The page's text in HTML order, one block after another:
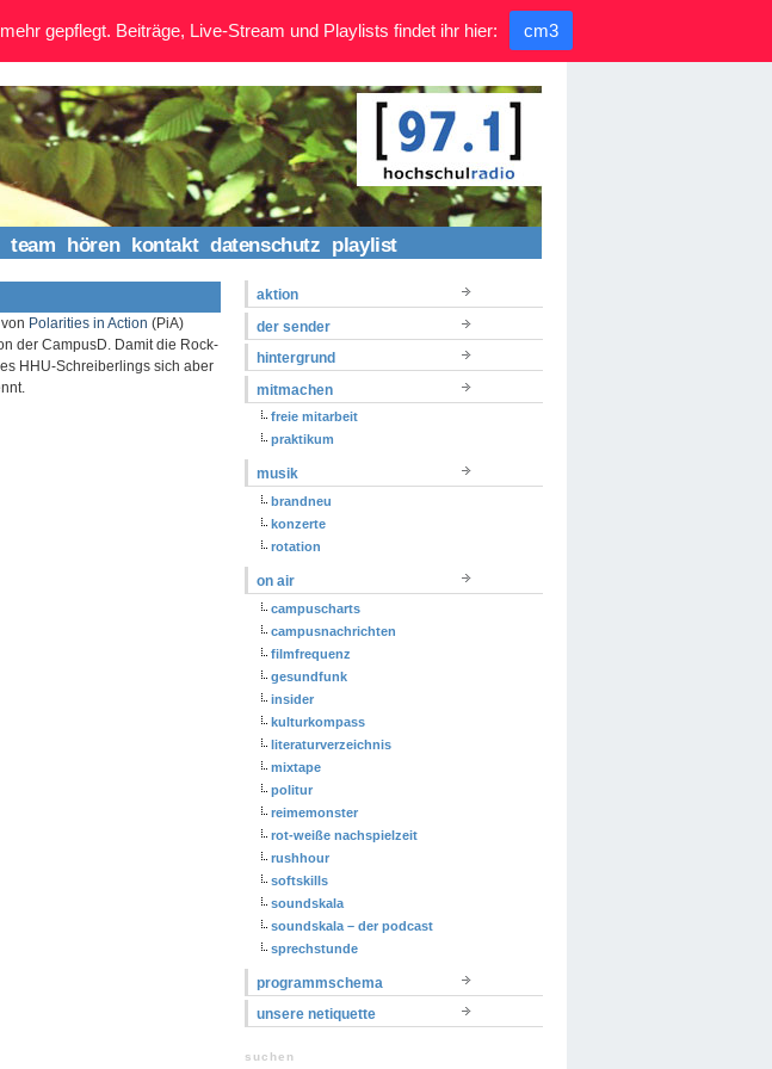
team hören kontakt datenschutz playlist
Polarities in Action (PiA)
der CampusD. Damit die Rock-
HHU-Schreiberlings sich aber
aktion
der sender
hintergrund
mitmachen
freie mitarbeit
praktikum
musik
brandneu
konzerte
rotation
on air
campuscharts
campusnachrichten
filmfrequenz
gesundfunk
insider
kulturkompass
literaturverzeichnis
mixtape
politur
reimemonster
rot-weiße nachspielzeit
rushhour
softskills
soundskala
soundskala – der podcast
sprechstunde
programmschema
unsere netiquette
suchen
gepflegt. Beiträge, Live-Stream und Playlists findet ihr hier: cm3